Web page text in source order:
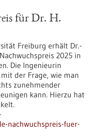
für Dr. H.
Freiburg erhält Dr.-
2025 in
Die Ingenieurin
der Frage, wie man
zunehmender
kann. Hierzu hat
nachwuchspreis-fuer-